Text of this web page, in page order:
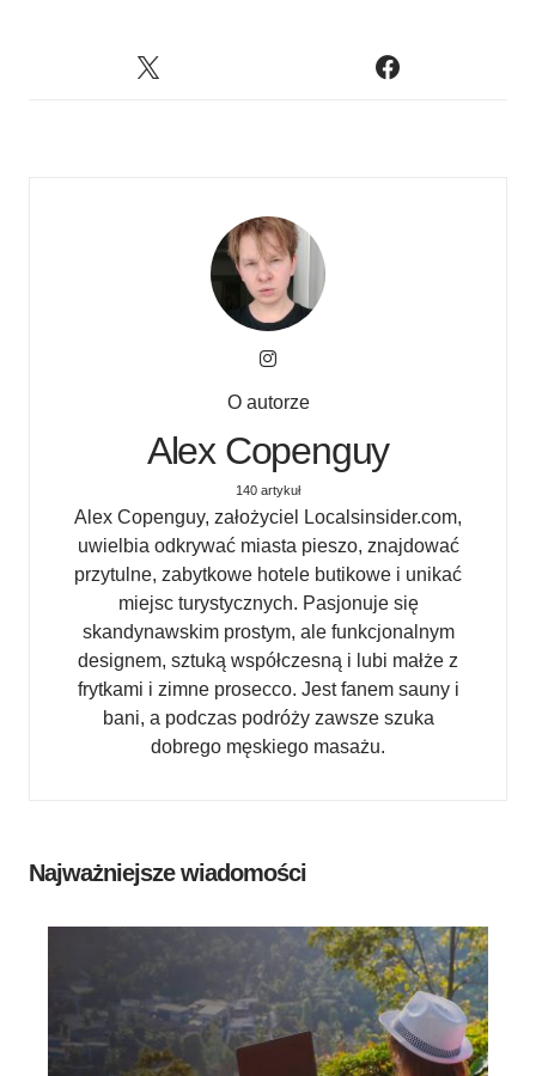
O autorze
Alex Copenguy
140 artykuł
Alex Copenguy, założyciel Localsinsider.com,
uwielbia odkrywać miasta pieszo, znajdować
przytulne, zabytkowe hotele butikowe i unikać
miejsc turystycznych. Pasjonuje się
skandynawskim prostym, ale funkcjonalnym
designem, sztuką współczesną i lubi małże z
frytkami i zimne prosecco. Jest fanem sauny i
bani, a podczas podróży zawsze szuka
dobrego męskiego masażu.
Najważniejsze wiadomości